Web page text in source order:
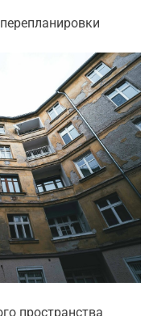
пространства